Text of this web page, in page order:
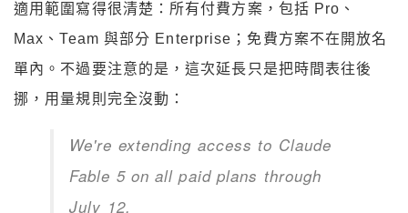
適用範圍寫得很清楚：所有付費方案，包括 Pro、
Max、Team 與部分 Enterprise；免費方案不在開放名
單內。不過要注意的是，這次延長只是把時間表往後
挪，用量規則完全沒動：
We're extending access to Claude
Fable 5 on all paid plans through
July 12.